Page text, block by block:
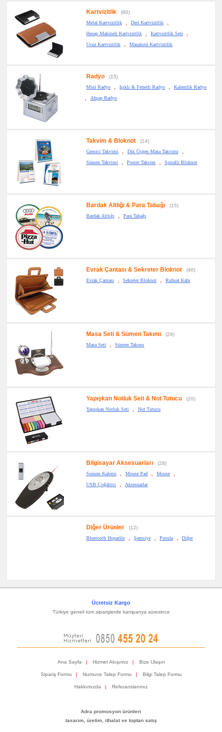
Kartvizitlik
(80)
Metal Kartvizitlik
, Deri Kartvizitlik ,
Hesap Makineli Kartvizitlik , Kartvizitlik Seti ,
Ucuz Kartvizitlik , Masaüstü Kartvizitlik
Radyo
(15)
Mini Radyo
, Işıklı & Fenerli Radyo , Kalemlik Radyo
, Ahşap Radyo
Takvim & Bloknot
(14)
Gemici Takvimi
, Dik Üçgen Masa Takvimi ,
Sümen Takvimi , Poster Takvim , Spiralli Bloknot
Bardak Altlığı & Para Tabağı
(15)
Bardak Altlığı
, Para Tabağı
Evrak Çantası & Sekreter Bloknot
(40)
Evrak Çantası
, Sekreter Bloknot , Ruhsat Kabı
Masa Seti & Sümen Takımı
(29)
Masa Seti
, Sümen Takımı
Yapışkan Notluk Seti & Not Tutucu
(20)
Yapışkan Notluk Seti
, Not Tutucu
Bilgisayar Aksesuarları
(28)
Sunum Kalemi
, Mouse Pad , Mouse ,
USB Çoğaltıcı , Aksesuarlar
Diğer Ürünler
(12)
Bluetooth Hoparlör
, Şemsiye , Pusula , Diğer
Ücretsiz Kargo
Türkiye geneli tüm siparişlerde kampanya süresince
Ana Sayfa | Hizmet Akışımız | Bize Ulaşın
Sipariş Formu | Numune Talep Formu | Bilgi Talep Formu
Hakkımızda | Referanslarımız
Adra promosyon ürünleri
tasarım, üretim, ithalat ve toptan satış